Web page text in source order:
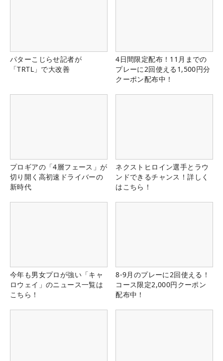
パターこじらせ記者が
「TRTL」で大改善
4日間限定配布！11月までの
プレーに2回使える1,500円分
クーポン配布中！
プロギアの「4層フェース」が
切り開く高初速ドライバーの
新時代
ネクストヒロイン選手とラウ
ンドできるチャンス！詳しく
はこちら！
今年も男女プロが強い「キャ
ロウェイ」のニュース一覧は
こちら！
8-9月のプレーに2回使える！
コース限定2,000円クーポン
配布中！